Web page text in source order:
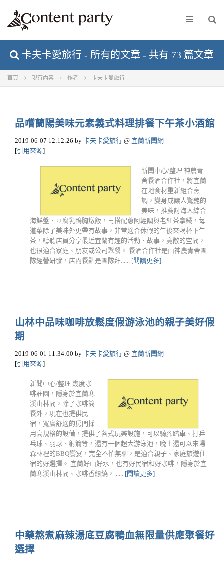
卡夫卡愛旅行 - 所有的文章 - 共有 73 篇文章
首頁 現有內容 作者 卡夫卡愛旅行
品嚐蘭陽美味元素義式料理排餐下午茶小酒館
2019-06-07 12:12:26 by 卡夫卡愛旅行 @ 宜蘭新聞網
[引用來源]
新聞中心/整理 神農青
舍餐酒合作社，將宜蘭
在地食材重新組合烹
調，變身成讓人驚艷的
美味，推薦討海人綜合
海鮮盤、豆腐乳鴨胸燉飯，再搭配蔥阿輕調與老紅茶拿鐵，每
道菜除了美味外更帶有故事，非常適合休假的午後來喝杯下午
茶，聽聽店員分享最近宜蘭有趣的活動、故事，寬敞的空間，
也很適合家庭、朋友或公司聚餐。 餐酒合作社是由神農青舍團
隊經營研發，店內餐點是團隊拜...... [閱讀更多]
山林中品味咖啡放鬆度假游泳池的親子美好假
期
2019-06-01 11:34:00 by 卡夫卡愛旅行 @ 宜蘭新聞網
[引用來源]
新聞中心/整理 幾度咖
啡莊園，隱身於宜蘭寒
溪山林間，除了咖啡簡
餐外，現在也提供民
宿，寬廣舒適的房間採
用高規格的設備，提供了各式玩樂設施，可以騎腳踏車、打乒
乓球、羽球、射箭等，還有一個超大游泳池，晚上還可以來場
森林裡的BBQ饗宴，完全不怕無聊，是適合親子、家庭旅遊住
宿的好選擇。 宜蘭好山好水，也有好民宿和好咖啡，隱身於宜
蘭寒溪山林間、咖啡香繚繞，...... [閱讀更多]
中藥熬煮麻辣湯底豆腐鴨血無限量供應聚餐好
選擇